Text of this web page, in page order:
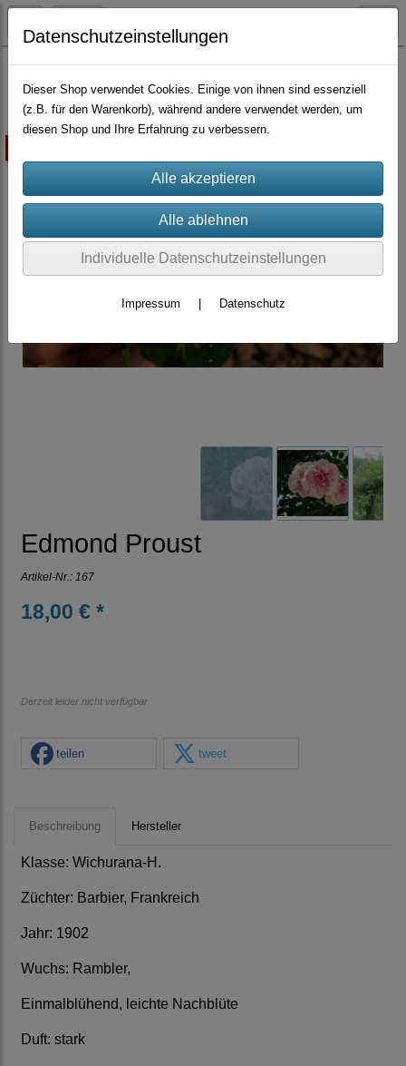
Container-Rosen Wichuraiana-Hybride
Edmond Proust
Artikel-Nr.: 167
18,00 € *
Derzeit leider nicht verfügbar
teilen tweet
Beschreibung Hersteller
Klasse: Wichurana-H.
Züchter: Barbier, Frankreich
Jahr: 1902
Wuchs: Rambler,
Einmalblühend, leichte Nachblüte
Duft: stark
Datenschutzeinstellungen
Dieser Shop verwendet Cookies. Einige von ihnen sind essenziell
(z.B. für den Warenkorb), während andere verwendet werden, um
diesen Shop und Ihre Erfahrung zu verbessern.
Individuelle Datenschutzeinstellungen
Impressum Datenschutz